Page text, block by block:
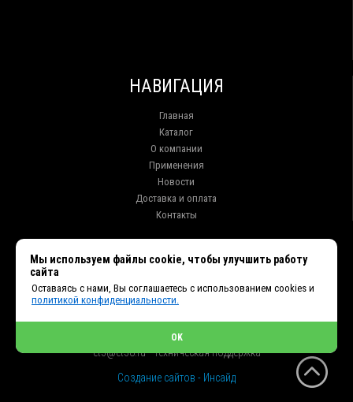
НАВИГАЦИЯ
Главная
Каталог
О компании
Применения
Новости
Доставка и оплата
Контакты
+7 (914) 010-76-83, 8 (3952) 93-27-93 - Отдел продаж
+7 (950) 075-85-99 - Техническая поддержка
et2@et38.ru - Отдел продаж
et3@et38.ru - Техническая поддержка
Создание сайтов - Инсайд
Мы используем файлы cookie, чтобы улучшить работу
сайта
Оставаясь с нами, Вы соглашаетесь с использованием cookies и
политикой конфиденциальности.
OK